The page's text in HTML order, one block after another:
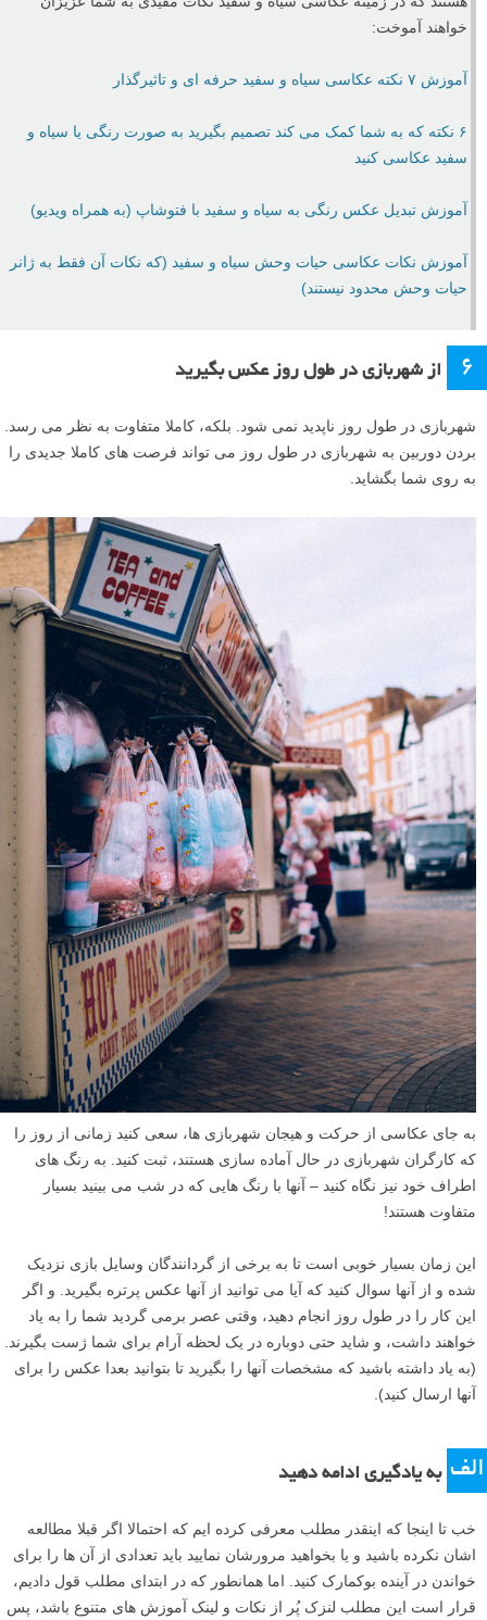
خواهند آموخت:
آموزش ۷ نکته عکاسی سیاه و سفید حرفه ای و تاثیرگذار
۶ نکته که به شما کمک می کند تصمیم بگیرید به صورت رنگی یا سیاه و
سفید عکاسی کنید
آموزش تبدیل عکس رنگی به سیاه و سفید با فتوشاپ (به همراه ویدیو)
آموزش نکات عکاسی حیات وحش سیاه و سفید (که نکات آن فقط به ژانر
حیات وحش محدود نیستند)
۶ از شهربازی در طول روز عکس بگیرید
شهربازی در طول روز ناپدید نمی شود. بلکه، کاملا متفاوت به نظر می رسد.
بردن دوربین به شهربازی در طول روز می تواند فرصت های کاملا جدیدی را
به روی شما بگشاید.
به جای عکاسی از حرکت و هیجان شهربازی ها، سعی کنید زمانی از روز را
که کارگران شهربازی در حال آماده سازی هستند، ثبت کنید. به رنگ های
اطراف خود نیز نگاه کنید – آنها با رنگ هایی که در شب می بینید بسیار
متفاوت هستند!
این زمان بسیار خوبی است تا به برخی از گردانندگان وسایل بازی نزدیک
شده و از آنها سوال کنید که آیا می توانید از آنها عکس پرتره بگیرید. و اگر
این کار را در طول روز انجام دهید، وقتی عصر برمی گردید شما را به یاد
خواهند داشت، و شاید حتی دوباره در یک لحظه آرام برای شما ژست بگیرند.
(به یاد داشته باشید که مشخصات آنها را بگیرید تا بتوانید بعدا عکس را برای
آنها ارسال کنید).
الف به یادگیری ادامه دهید
خب تا اینجا که اینقدر مطلب معرفی کرده ایم که احتمالا اگر قبلا مطالعه
اشان نکرده باشید و یا بخواهید مرورشان نمایید باید تعدادی از آن ها را برای
خواندن در آینده بوکمارک کنید. اما همانطور که در ابتدای مطلب قول دادیم،
قرار است این مطلب لنزک پُر از نکات و لینک آموزش های متنوع باشد، پس